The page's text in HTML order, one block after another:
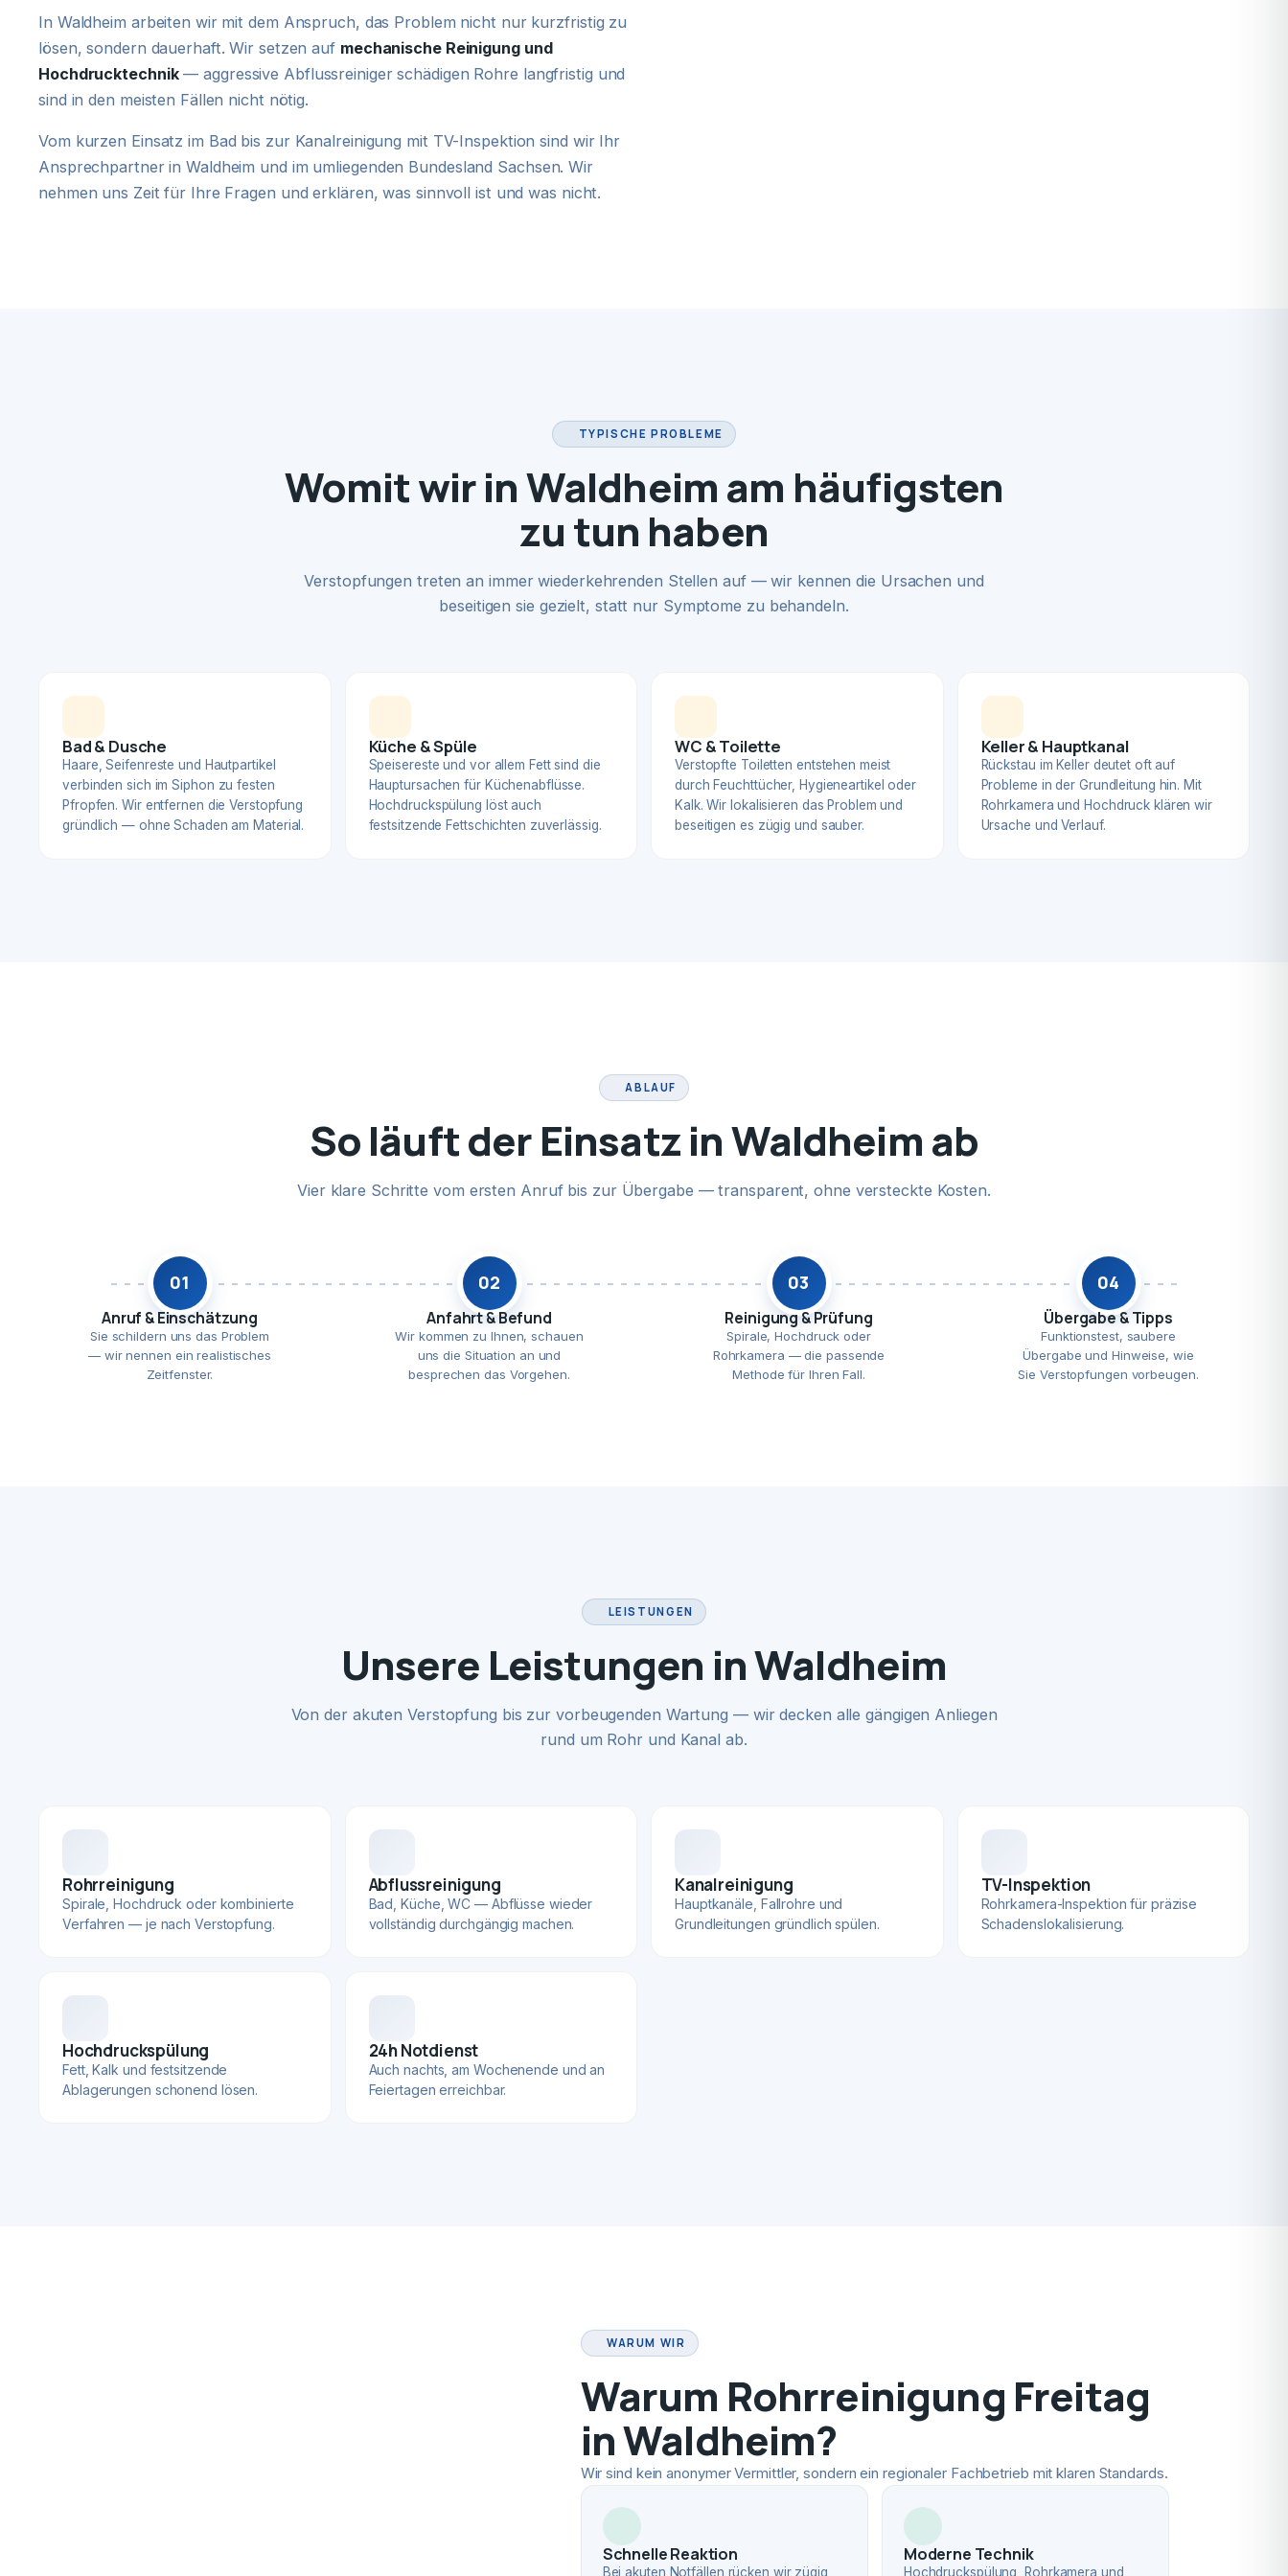
In Waldheim arbeiten wir mit dem Anspruch, das Problem nicht nur kurzfristig zu
lösen, sondern dauerhaft. Wir setzen auf mechanische Reinigung und
Hochdrucktechnik— aggressive Abflussreiniger schädigen Rohre langfristig und
sind in den meisten Fällen nicht nötig.
Vom kurzen Einsatz im Bad bis zur Kanalreinigung mit TV-Inspektion sind wir Ihr
Ansprechpartner in Waldheim und im umliegenden Bundesland Sachsen. Wir
nehmen uns Zeit für Ihre Fragen und erklären, was sinnvoll ist und was nicht.
TYPISCHE PROBLEME
Womit wir in Waldheim am häufigsten
zu tun haben
Verstopfungen treten an immer wiederkehrenden Stellen auf — wir kennen die Ursachen und
beseitigen sie gezielt, statt nur Symptome zu behandeln.
Bad & Dusche
Haare, Seifenreste und Hautpartikel
verbinden sich im Siphon zu festen
Pfropfen. Wir entfernen die Verstopfung
gründlich — ohne Schaden am Material.
Küche & Spüle
Speisereste und vor allem Fett sind die
Hauptursachen für Küchenabflüsse.
Hochdruckspülung löst auch
festsitzende Fettschichten zuverlässig.
WC & Toilette
Verstopfte Toiletten entstehen meist
durch Feuchttücher, Hygieneartikel oder
Kalk. Wir lokalisieren das Problem und
beseitigen es zügig und sauber.
Keller & Hauptkanal
Rückstau im Keller deutet oft auf
Probleme in der Grundleitung hin. Mit
Rohrkamera und Hochdruck klären wir
Ursache und Verlauf.
ABLAUF
So läuft der Einsatz in Waldheim ab
Vier klare Schritte vom ersten Anruf bis zur Übergabe — transparent, ohne versteckte Kosten.
01
Anruf & Einschätzung
Sie schildern uns das Problem
— wir nennen ein realistisches
Zeitfenster.
02
Anfahrt & Befund
Wir kommen zu Ihnen, schauen
uns die Situation an und
besprechen das Vorgehen.
03
Reinigung & Prüfung
Spirale, Hochdruck oder
Rohrkamera — die passende
Methode für Ihren Fall.
04
Übergabe & Tipps
Funktionstest, saubere
Übergabe und Hinweise, wie
Sie Verstopfungen vorbeugen.
LEISTUNGEN
Unsere Leistungen in Waldheim
Von der akuten Verstopfung bis zur vorbeugenden Wartung — wir decken alle gängigen Anliegen
rund um Rohr und Kanal ab.
Rohrreinigung
Spirale, Hochdruck oder kombinierte
Verfahren — je nach Verstopfung.
Abflussreinigung
Bad, Küche, WC — Abflüsse wieder
vollständig durchgängig machen.
Kanalreinigung
Hauptkanäle, Fallrohre und
Grundleitungen gründlich spülen.
TV-Inspektion
Rohrkamera-Inspektion für präzise
Schadenslokalisierung.
Hochdruckspülung
Fett, Kalk und festsitzende
Ablagerungen schonend lösen.
24h Notdienst
Auch nachts, am Wochenende und an
Feiertagen erreichbar.
WARUM WIR
Warum Rohrreinigung Freitag
in Waldheim?
Wir sind kein anonymer Vermittler, sondern ein regionaler Fachbetrieb mit klaren Standards.
Schnelle Reaktion
Bei akuten Notfällen rücken wir zügig
Moderne Technik
Hochdruckspülung, Rohrkamera und